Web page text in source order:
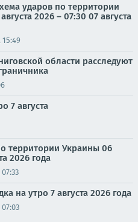
ударов по территории
2026 – 07:30 07 августа
области расследуют
7 августа
территории Украины 06
2026 года
на утро 7 августа 2026 года